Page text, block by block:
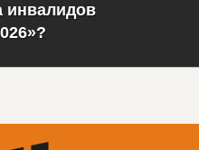
инвалидов